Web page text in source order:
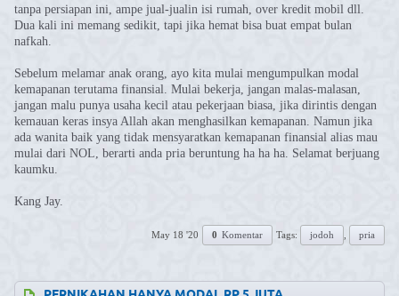
tanpa persiapan ini, ampe jual-jualin isi rumah, over kredit mobil dll.
Dua kali ini memang sedikit, tapi jika hemat bisa buat empat bulan
nafkah.
Sebelum melamar anak orang, ayo kita mulai mengumpulkan modal
kemapanan terutama finansial. Mulai bekerja, jangan malas-malasan,
jangan malu punya usaha kecil atau pekerjaan biasa, jika dirintis dengan
kemauan keras insya Allah akan menghasilkan kemapanan. Namun jika
ada wanita baik yang tidak mensyaratkan kemapanan finansial alias mau
mulai dari NOL, berarti anda pria beruntung ha ha ha. Selamat berjuang
kaumku.
Kang Jay.
May 18 '20 0 Komentar Tags: jodoh pria